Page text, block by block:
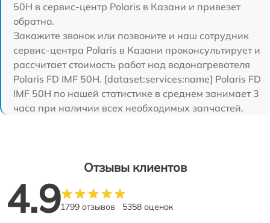
50H в сервис-центр Polaris в Казани и привезет
обратно.
Закажите звонок или позвоните и наш сотрудник
сервис-центра Polaris в Казани проконсультирует и
рассчитает стоимость работ над водонагревателя
Polaris FD IMF 50H. [dataset:services:name] Polaris FD
IMF 50H по нашей статистике в среднем занимает 3
часа при наличии всех необходимых запчастей.
Отзывы клиентов
4.91799 отзывов 5358 оценок